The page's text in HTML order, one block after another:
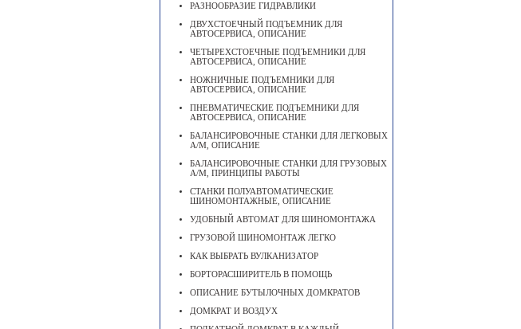
РАЗНООБРАЗИЕ ГИДРАВЛИКИ
ДВУХСТОЕЧНЫЙ ПОДЪЕМНИК ДЛЯ
АВТОСЕРВИСА, ОПИСАНИЕ
ЧЕТЫРЕХСТОЕЧНЫЕ ПОДЪЕМНИКИ ДЛЯ
АВТОСЕРВИСА, ОПИСАНИЕ
НОЖНИЧНЫЕ ПОДЪЕМНИКИ ДЛЯ
АВТОСЕРВИСА, ОПИСАНИЕ
ПНЕВМАТИЧЕСКИЕ ПОДЪЕМНИКИ ДЛЯ
АВТОСЕРВИСА, ОПИСАНИЕ
БАЛАНСИРОВОЧНЫЕ СТАНКИ ДЛЯ ЛЕГКОВЫХ
А/М, ОПИСАНИЕ
БАЛАНСИРОВОЧНЫЕ СТАНКИ ДЛЯ ГРУЗОВЫХ
А/М, ПРИНЦИПЫ РАБОТЫ
СТАНКИ ПОЛУАВТОМАТИЧЕСКИЕ
ШИНОМОНТАЖНЫЕ, ОПИСАНИЕ
УДОБНЫЙ АВТОМАТ ДЛЯ ШИНОМОНТАЖА
ГРУЗОВОЙ ШИНОМОНТАЖ ЛЕГКО
КАК ВЫБРАТЬ ВУЛКАНИЗАТОР
БОРТОРАСШИРИТЕЛЬ В ПОМОЩЬ
ОПИСАНИЕ БУТЫЛОЧНЫХ ДОМКРАТОВ
ДОМКРАТ И ВОЗДУХ